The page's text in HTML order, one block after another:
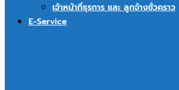
เจ้าหน้าที่ธุรการ และ ลูกจ้างชั่วคราว
E-Service